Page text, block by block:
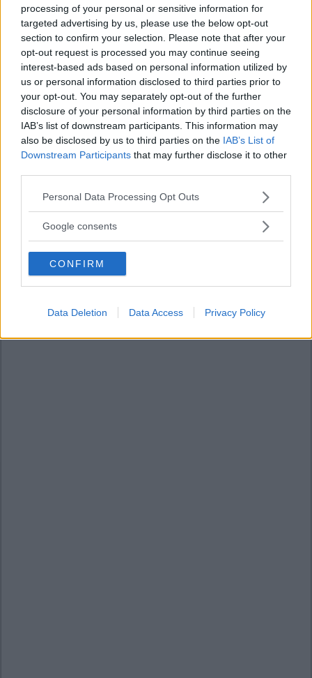
processing of your personal or sensitive information for
targeted advertising by us, please use the below opt-out
section to confirm your selection. Please note that after your
opt-out request is processed you may continue seeing
interest-based ads based on personal information utilized by
us or personal information disclosed to third parties prior to
your opt-out. You may separately opt-out of the further
disclosure of your personal information by third parties on the
IAB’s list of downstream participants. This information may
also be disclosed by us to third parties on the IAB’s List of
Downstream Participants that may further disclose it to other
Please note that this website/app uses one or more Google
not limited to your visit or usage behaviour. You may click to
use your data for below specified purposes in below Google
consent section.
Personal Data Processing Opt Outs
Google consents
CONFIRM
Data Deletion Data Access Privacy Policy